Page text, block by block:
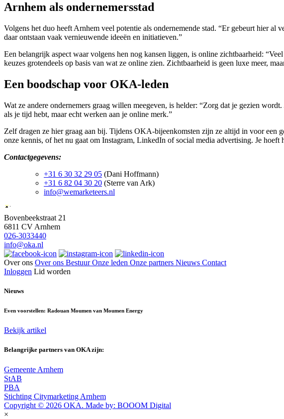
Arnhem als ondernemersstad
Volgens het duo heeft Arnhem veel potentie als ondernemende stad. “Er gebeurt hier
daar ontstaan vaak vernieuwende ideeën en initiatieven.”
Een belangrijk aspect waar volgens hen nog kansen liggen, is online zichtbaarheid:
keuzes grotendeels op basis van wat ze online zien. Zichtbaarheid is geen luxe meer,
Een boodschap voor OKA-leden
Wat ze andere ondernemers graag willen meegeven, is helder: “Zorg dat je gezien
als je tijd hebt, maar echt werken aan je online merk.”
Zelf dragen ze hier graag aan bij. Tijdens OKA-bijeenkomsten zijn ze altijd in voor een
onze kennis, of het nu gaat om Instagram, LinkedIn of social media advertising. Je
Contactgegevens:
+31 6 30 32 29 05 (Dani Hoffmann)
+31 6 82 04 30 20 (Sterre van Ark)
info@wemarketeers.nl
Bovenbeekstraat 21
6811 CV Arnhem
026-3033440
info@oka.nl
Over ons Over ons BestuurOnze leden Onze partners Nieuws Contact
Inloggen Lid worden
Nieuws
Even voorstellen: Radouan Moumen van Moumen Energy
Bekijk artikel
Belangrijke partners van OKA zijn:
Gemeente Arnhem
StAB
PBA
Stichting Citymarketing Arnhem
Copyright © 2026 OKA. Made by: BOOOM Digital
×